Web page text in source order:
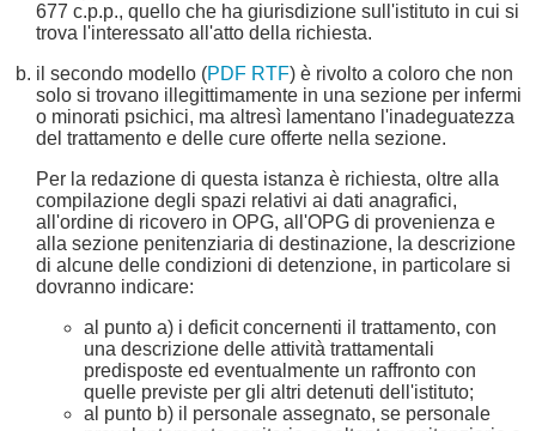
677 c.p.p., quello che ha giurisdizione sull'istituto in cui si
trova l'interessato all'atto della richiesta.
il secondo modello (PDF RTF) è rivolto a coloro che non
solo si trovano illegittimamente in una sezione per infermi
o minorati psichici, ma altresì lamentano l'inadeguatezza
del trattamento e delle cure offerte nella sezione.
Per la redazione di questa istanza è richiesta, oltre alla
compilazione degli spazi relativi ai dati anagrafici,
all'ordine di ricovero in OPG, all'OPG di provenienza e
alla sezione penitenziaria di destinazione, la descrizione
di alcune delle condizioni di detenzione, in particolare si
dovranno indicare:
al punto a) i deficit concernenti il trattamento, con
una descrizione delle attività trattamentali
predisposte ed eventualmente un raffronto con
quelle previste per gli altri detenuti dell'istituto;
al punto b) il personale assegnato, se personale